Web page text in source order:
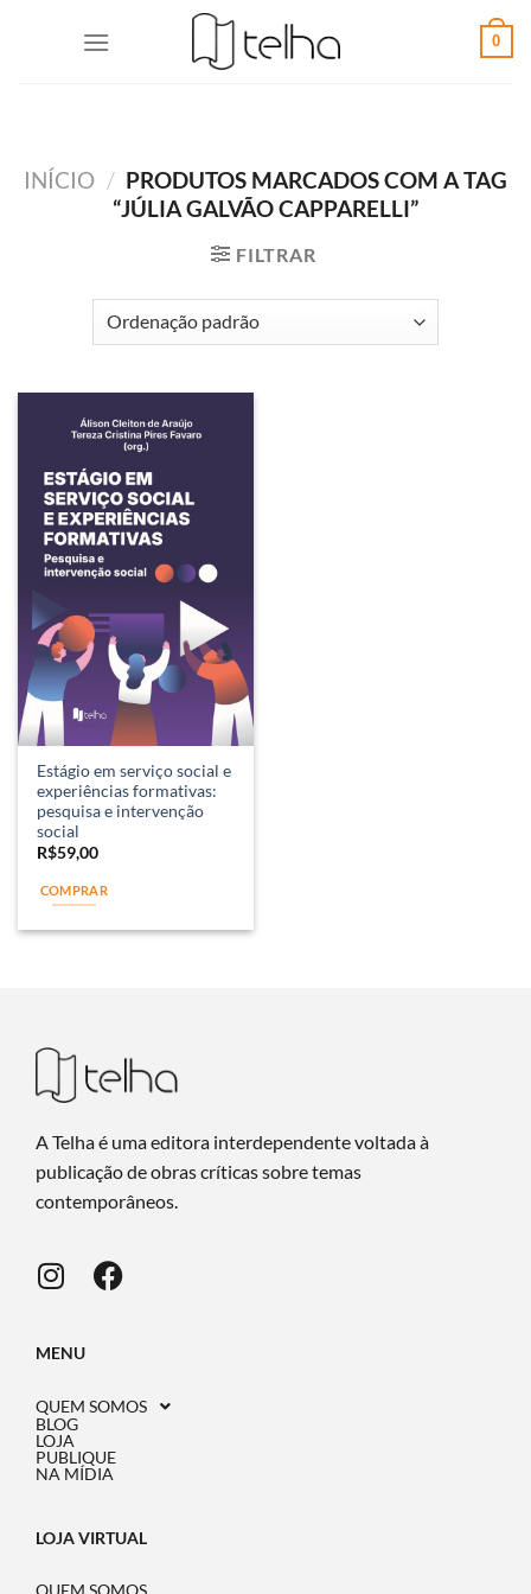
0
INÍCIO / PRODUTOS MARCADOS COM A TAG
“JÚLIA GALVÃO CAPPARELLI”
FILTRAR
Estágio em serviço social e
experiências formativas:
pesquisa e intervenção
social
R$59,00
COMPRAR
A Telha é uma editora interdependente voltada à
publicação de obras críticas sobre temas
contemporâneos.
MENU
QUEM SOMOS
BLOG
LOJA
PUBLIQUE
NA MÍDIA
LOJA VIRTUAL